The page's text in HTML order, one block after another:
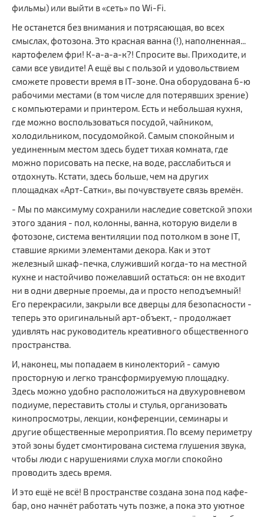
фильмы) или выйти в «сеть» по Wi-Fi.
Не останется без внимания и потрясающая, во всех
смыслах, фотозона. Это красная ванна (!), наполненная...
картофелем фри! К-а-а-а-к?! Спросите вы. Приходите, и
сами все увидите! А ещё вы с пользой и удовольствием
сможете провести время в IT-зоне. Она оборудована 6-ю
рабочими местами (в том числе для потерявших зрение)
с компьютерами и принтером. Есть и небольшая кухня,
где можно воспользоваться посудой, чайником,
холодильником, посудомойкой. Самым спокойным и
уединенным местом здесь будет тихая комната, где
можно порисовать на песке, на воде, расслабиться и
отдохнуть. Кстати, здесь больше, чем на других
площадках «Арт-Сатки», вы почувствуете связь времён.
- Мы по максимуму сохранили наследие советской эпохи
этого здания - пол, колонны, ванна, которую видели в
фотозоне, система вентиляции под потолком в зоне IT,
ставшие яркими элементами декора. Как и этот
железный шкаф-печка, служивший когда-то на местной
кухне и настойчиво пожелавший остаться: он не входит
ни в одни дверные проемы, да и просто неподъемный!
Его перекрасили, закрыли все дверцы для безопасности -
теперь это оригинальный арт-объект, - продолжает
удивлять нас руководитель креативного общественного
пространства.
И, наконец, мы попадаем в кинолекторий - самую
просторную и легко трансформируемую площадку.
Здесь можно удобно расположиться на двухуровневом
подиуме, переставить столы и стулья, организовать
кинопросмотры, лекции, конференции, семинары и
другие общественные мероприятия. По всему периметру
этой зоны будет смонтирована система глушения звука,
чтобы люди с нарушениями слуха могли спокойно
проводить здесь время.
И это ещё не всё! В пространстве создана зона под кафе-
бар, оно начнёт работать чуть позже, а пока это уютное